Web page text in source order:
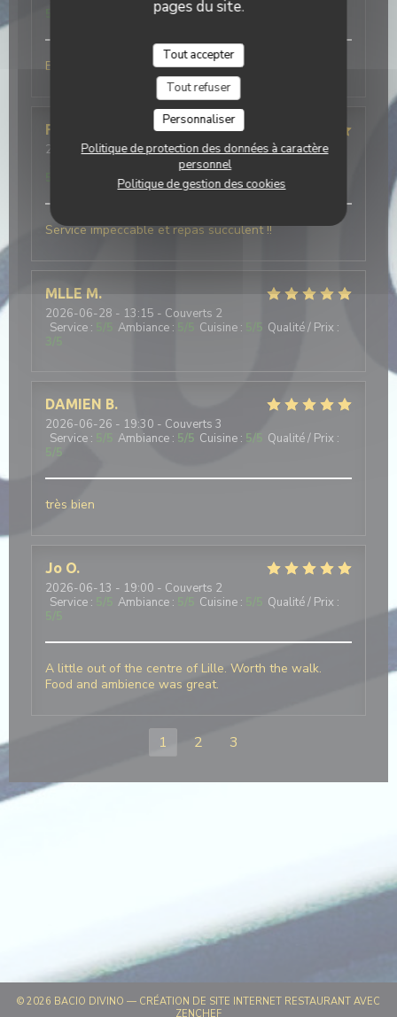
pages du site.
Tout accepter
Tout refuser
Personnaliser
Politique de protection des données à caractère
personnel
Politique de gestion des cookies
Buonissimo
Frédéric
2026-07-21- 20:00 - Couverts 5
5/5 Cuisine
Service impeccable et repas succulent !!
MLLE M
2026-06-28 - 13:15 - Couverts 2
Service : Ambiance : Cuisine : /5 Qualité / Prix :
DAMIEN B
2026-06-26 - 19:30 - Couverts 3
Service : Ambiance : 5/5 Cuisine : 5/5 Qualité / Prix :
5 /5
très bien
Jo O
2026-06-13 - 19:00 - Couverts 2
Service : Ambiance : Cuisine : Qualité / Prix :
A little out of the centre of Lille. Worth the walk.
Food and ambience was great.
1 2 3
© 2026 BACIO DIVINO — CRÉATION DE SITE INTERNET RESTAURANT AVEC
ZENCHEF((OUVRE UNE NOUVELLE FENÊTRE))